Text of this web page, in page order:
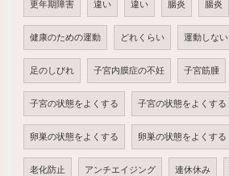
更年期障害 違い 違い 腸炎 腸炎
健康のための運動 どれくらい 運動しない
足のしびれ 子宮内膜症の不妊 子宮筋腫
子宮の状態をよくする 子宮の状態をよくする
卵巣の状態をよくする 卵巣の状態をよくする
老化防止 アンチエイジング 連休休み